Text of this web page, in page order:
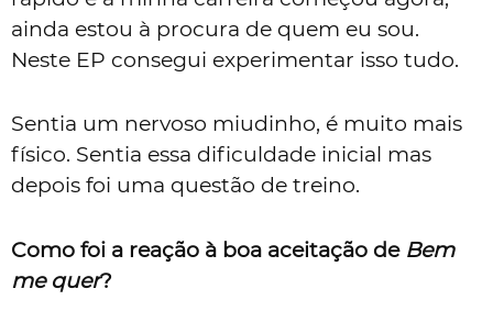
ainda estou à procura de quem eu sou.
Neste EP consegui experimentar isso tudo.
Sentia um nervoso miudinho, é muito mais
físico. Sentia essa dificuldade inicial mas
depois foi uma questão de treino.
Como foi a reação à boa aceitação de Bem
me quer?